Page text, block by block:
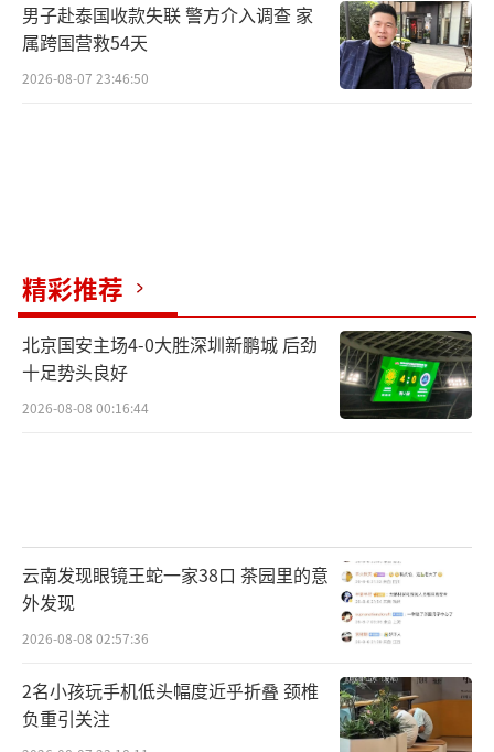
男子赴泰国收款失联 警方介入调查 家
属跨国营救54天
2026-08-07 23:46:50
精彩推荐
北京国安主场4-0大胜深圳新鹏城 后劲
十足势头良好
2026-08-08 00:16:44
云南发现眼镜王蛇一家38口 茶园里的意
外发现
2026-08-08 02:57:36
2名小孩玩手机低头幅度近乎折叠 颈椎
负重引关注